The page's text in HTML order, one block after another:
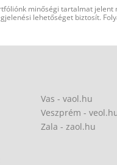
minőségi tartalmat jelent
lehetőséget biztosít.
Vas - vaol.hu
Veszprém -
Zala - zaol.hu